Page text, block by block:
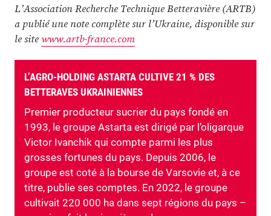
L’Association Recherche Technique Betteravière (ARTB)
a publié une note complète sur l’Ukraine, disponible sur
le sitewww.artb-france.com
L’AGRO-HOLDING ASTARTA CULTIVE 21 % DES
BETTERAVES UKRAINIENNES
Premier producteur sucrier du pays fondé en
1993, le groupe Astarta est dirigé par l’oligarque
Victor Ivanchik qui compte parmi les plus
grosses fortunes du pays. Depuis 2006, le
groupe est coté à la bourse de Varsovie et, à ce
titre, publie ses comptes. En 2022, le groupe
cultivait 220 000 ha dans sept régions du pays –